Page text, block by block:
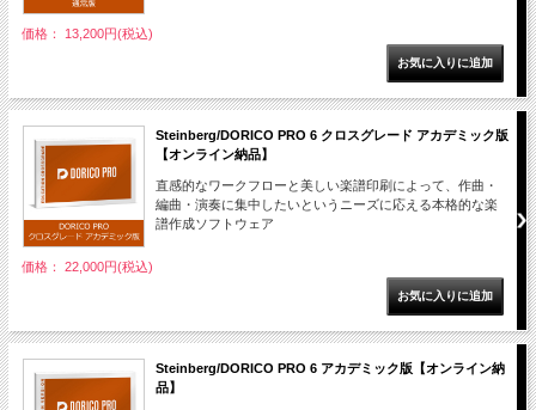
価格： 13,200円(税込)
Steinberg/DORICO PRO 6 クロスグレード アカデミック版
【オンライン納品】
直感的なワークフローと美しい楽譜印刷によって、作曲・
編曲・演奏に集中したいというニーズに応える本格的な楽
譜作成ソフトウェア
価格： 22,000円(税込)
Steinberg/DORICO PRO 6 アカデミック版【オンライン納
品】